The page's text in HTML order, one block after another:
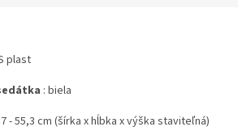
plast
: biela
- 55,3 cm (šírka x hĺbka x výška staviteľná)